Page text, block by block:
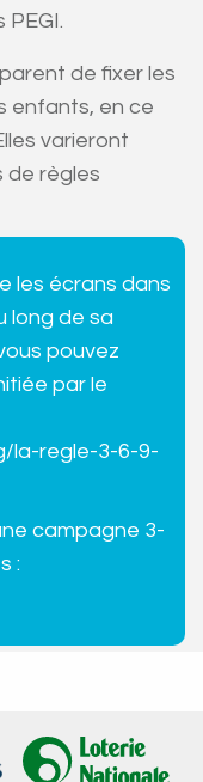
de fixer les
enfants, en ce
varieront
de règles
les écrans dans
long de sa
pouvez
par le
la-regle-3-6-9-
campagne 3-
: